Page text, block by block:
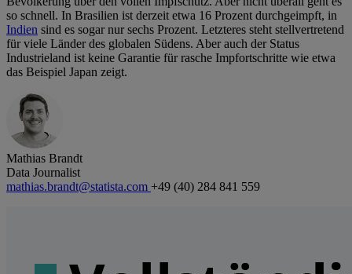
so schnell. In Brasilien ist derzeit etwa 16 Prozent durchgeimpft, in
Indien sind es sogar nur sechs Prozent. Letzteres steht stellvertretend
für viele Länder des globalen Südens. Aber auch der Status
Industrieland ist keine Garantie für rasche Impfortschritte wie etwa
das Beispiel Japan zeigt.
Mathias Brandt
Data Journalist
mathias.brandt@statista.com +49 (40) 284 841 559